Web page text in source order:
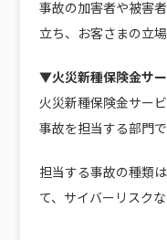
事故の加害者や被害
立ち、お客さまの立
▼火災新種保険金サ
火災新種保険金サー
事故を担当する部門で
担当する事故の種類
て、サイバーリスク